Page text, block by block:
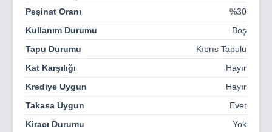
Peşinat Oranı
%30
Kullanım Durumu
Boş
Tapu Durumu
Kıbrıs Tapulu
Kat Karşılığı
Hayır
Krediye Uygun
Hayır
Takasa Uygun
Evet
Kiracı Durumu
Yok